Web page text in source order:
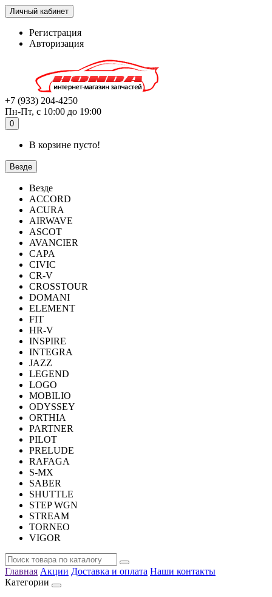
Личный кабинет
Регистрация
Авторизация
+7 (933) 204-4250
Пн-Пт, с 10:00 до 19:00
0
В корзине пусто!
Везде
Везде
ACCORD
ACURA
AIRWAVE
ASCOT
AVANCIER
CAPA
CIVIC
CR-V
CROSSTOUR
DOMANI
ELEMENT
FIT
HR-V
INSPIRE
INTEGRA
JAZZ
LEGEND
LOGO
MOBILIO
ODYSSEY
ORTHIA
PARTNER
PILOT
PRELUDE
RAFAGA
S-MX
SABER
SHUTTLE
STEP WGN
STREAM
TORNEO
VIGOR
Главная Акции Доставка и оплата Наши контакты
Категории